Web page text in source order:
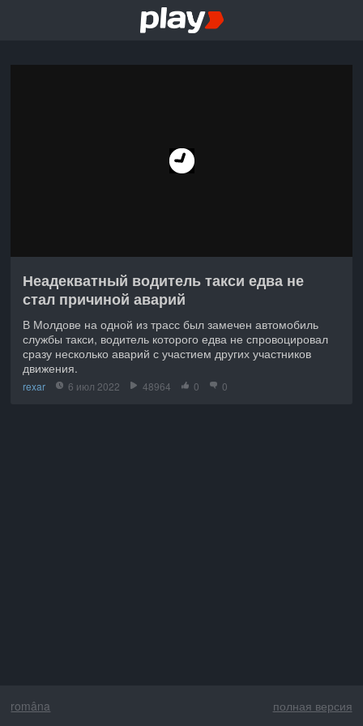
Неадекватный водитель такси едва не
стал причиной аварий
В Молдове на одной из трасс был замечен автомобиль
службы такси, водитель которого едва не спровоцировал
сразу несколько аварий с участием других участников
движения.
rexar 6 июл 2022 48964 0 0
româna полная версия